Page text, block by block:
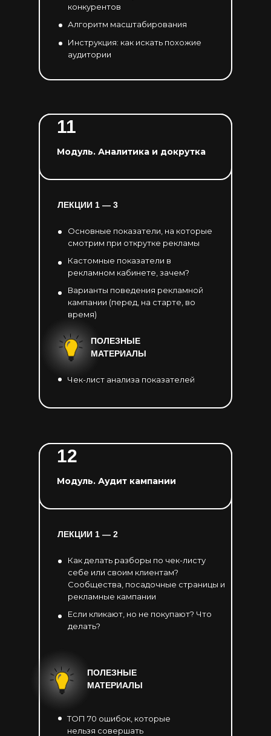
конкурентов
Алгоритм масштабирования
Инструкция: как искать похожие
аудитории
Модуль. Аналитика и докрутка
ЛЕКЦИИ 1 — 3
ПОЛЕЗНЫЕ
МАТЕРИАЛЫ
Основные показатели, на которые
смотрим при открутке рекламы
11
Кастомные показатели в
рекламном кабинете, зачем?
Чек-лист анализа показателей
Варианты поведения рекламной
кампании (перед, на старте, во
время)
Модуль. Аудит кампании
ЛЕКЦИИ 1 — 2
Как делать разборы по чек-листу
себе или своим клиентам?
Сообщества, посадочные страницы и
рекламные кампании
12
Если кликают, но не покупают? Что
делать?
ПОЛЕЗНЫЕ
МАТЕРИАЛЫ
ТОП 70 ошибок, которые
нельзя совершать